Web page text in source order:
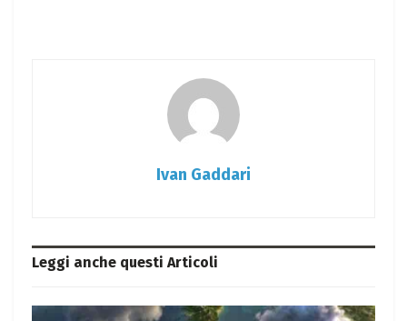
Ivan Gaddari
Leggi anche questi Articoli